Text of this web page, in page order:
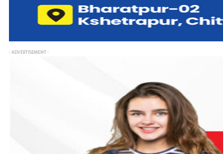
- ADVERTISEMENT -